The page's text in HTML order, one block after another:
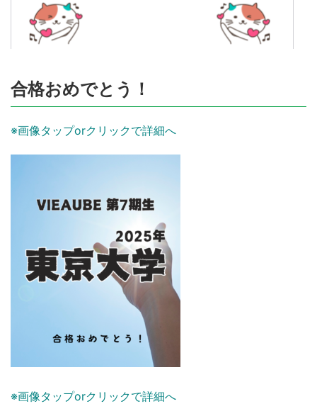
合格おめでとう！
※画像タップorクリックで詳細へ
※画像タップorクリックで詳細へ